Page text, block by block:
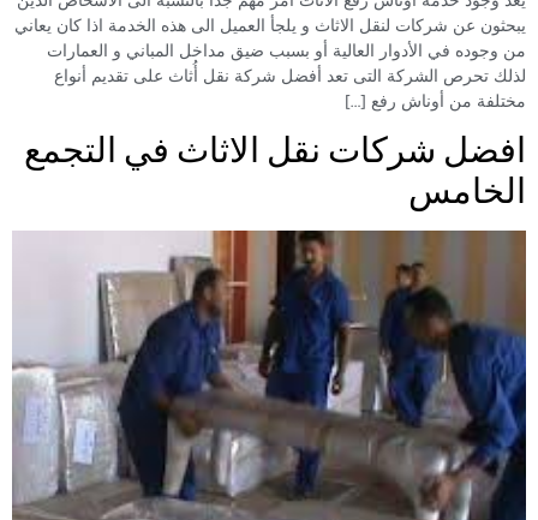
يبحثون عن شركات لنقل الاثاث و يلجأ العميل الى هذه الخدمة اذا كان يعاني
من وجوده في الأدوار العالية أو بسبب ضيق مداخل المباني و العمارات
لذلك تحرص الشركة التى تعد أفضل شركة نقل أُثاث على تقديم أنواع
مختلفة من أوناش رفع […]
افضل شركات نقل الاثاث في التجمع
الخامس